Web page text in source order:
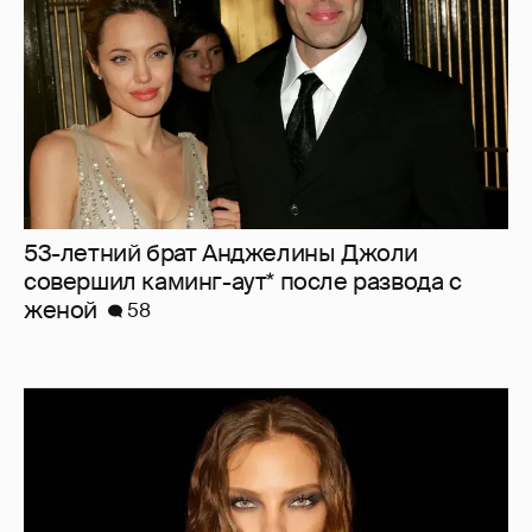
53-летний брат Анджелины Джоли
совершил каминг-аут* после развода с
женой
58